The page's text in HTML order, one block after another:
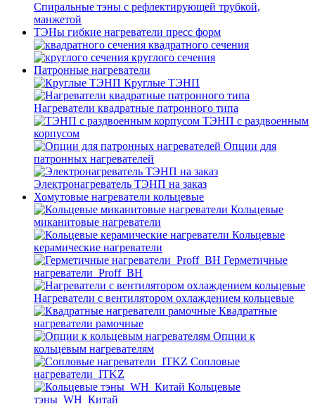
Спиральные тэны с рефлектирующей трубкой,
манжетой
ТЭНы гибкие нагреватели пресс форм
квадратного сечения
круглого сечения
Патронные нагреватели
Круглые ТЭНП
Нагреватели квадратные патронного типа
ТЭНП с раздвоенным
корпусом
Опции для
патронных нагревателей
Электронагреватель ТЭНП на заказ
Хомутовые нагреватели кольцевые
Кольцевые
миканитовые нагреватели
Кольцевые
керамические нагреватели
Герметичные
нагреватели_Proff_BH
Нагреватели с вентилятором охлаждением кольцевые
Квадратные
нагреватели рамочные
Опции к
кольцевым нагревателям
Cопловые
нагреватели_ITKZ
Кольцевые
тэны_WH_Китай